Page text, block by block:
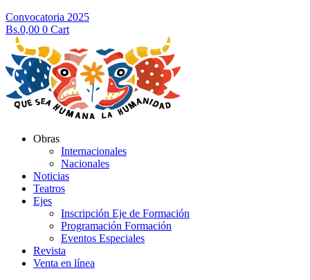
Convocatoria 2025
Bs.0,00 0 Cart
Obras
Internacionales
Nacionales
Noticias
Teatros
Ejes
Inscripción Eje de Formación
Programación Formación
Eventos Especiales
Revista
Venta en línea